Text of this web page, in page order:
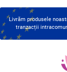
Livrăm produsele
tranzacții